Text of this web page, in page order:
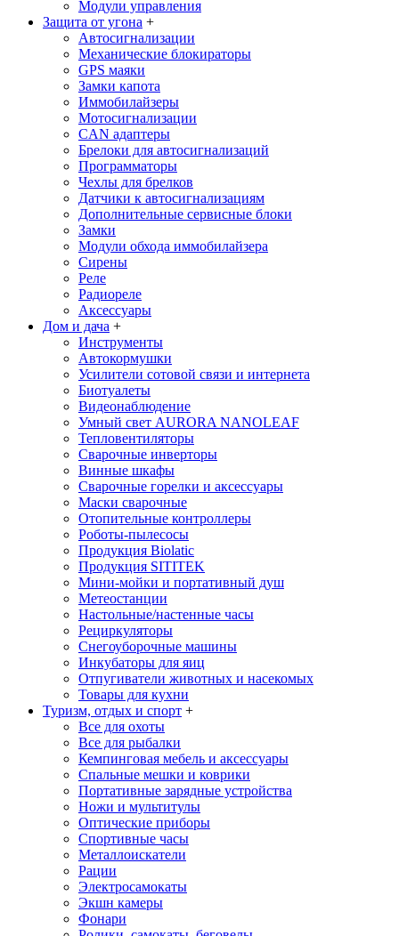
Модули управления
Защита от угона +
Автосигнализации
Механические блoкираторы
GPS маяки
Замки капота
Иммобилайзеры
Мотосигнализации
CAN адаптеры
Брелоки для автосигнализаций
Программаторы
Чехлы для брелков
Датчики к автосигнализациям
Дополнительные сервисные блоки
Замки
Модули обхода иммобилайзера
Сирены
Реле
Радиореле
Аксессуары
Дом и дача +
Инструменты
Автокормушки
Усилители сотовой связи и интернета
Биотуалеты
Видеонаблюдение
Умный свет AURORA NANOLEAF
Тепловентиляторы
Сварочные инверторы
Винные шкафы
Сварочные горелки и аксессуары
Маски сварочные
Отопительные контроллеры
Роботы-пылесосы
Продукция Biolatic
Продукция SITITEK
Мини-мойки и портативный душ
Метеостанции
Настольные/настенные часы
Рециркуляторы
Снегоуборочные машины
Инкубаторы для яиц
Отпугиватели животных и насекомых
Товары для кухни
Туризм, отдых и спорт +
Все для охоты
Все для рыбалки
Кемпинговая мебель и аксессуары
Спальные мешки и коврики
Портативные зарядные устройства
Ножи и мультитулы
Оптические приборы
Спортивные часы
Металлоискатели
Рации
Электросамокаты
Экшн камеры
Фонари